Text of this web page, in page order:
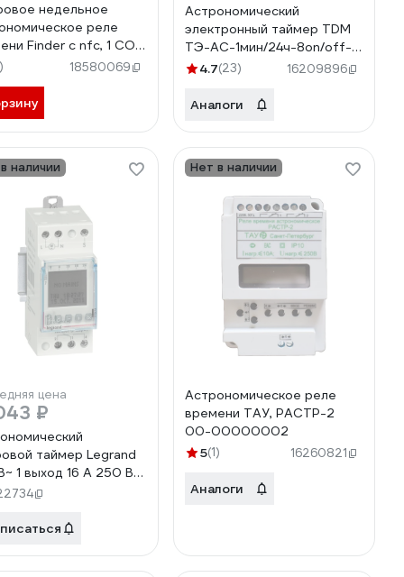
недельное
реле
Finder c nfc, 1 CO
16а, 12A182300000
18580069
Астрономический
электронный таймер TDM
ТЭ-АС-1мин/24ч-8on/off-
16А-DIN SQ1503-0023
4.7(23) 16209896
Аналоги
наличии
цена
₽
таймер Legrand
1 выход 16 А 250 В~
Нет в наличии
Астрономическое реле
времени ТАУ, РАСТР-2
00-00000002
5(1) 16260821
Аналоги